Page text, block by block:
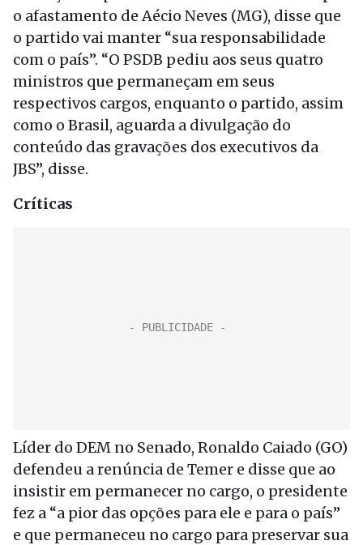
o afastamento de Aécio Neves (MG), disse que
o partido vai manter “sua responsabilidade
com o país”. “O PSDB pediu aos seus quatro
ministros que permaneçam em seus
respectivos cargos, enquanto o partido, assim
como o Brasil, aguarda a divulgação do
conteúdo das gravações dos executivos da
JBS”, disse.
Críticas
Líder do DEM no Senado, Ronaldo Caiado (GO)
defendeu a renúncia de Temer e disse que ao
insistir em permanecer no cargo, o presidente
fez a “a pior das opções para ele e para o país”
e que permaneceu no cargo para preservar sua